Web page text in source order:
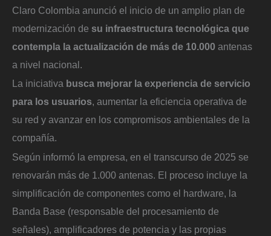
Claro Colombia anunció el inicio de un amplio plan de
modernización de su infraestructura tecnológica que
contempla la actualización de más de 10.000 antenas
a nivel nacional.
La iniciativa busca mejorar la experiencia de servicio
para los usuarios, aumentar la eficiencia operativa de
su red y avanzar en los compromisos ambientales de la
compañía.
Según informó la empresa, en el transcurso de 2025 se
renovarán más de 1.000 antenas. El proceso incluye la
simplificación de componentes como el hardware, la
Banda Base (responsable del procesamiento de
señales), amplificadores de potencia y las propias